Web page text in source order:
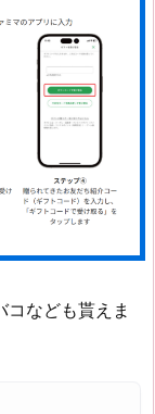
なども貰えま